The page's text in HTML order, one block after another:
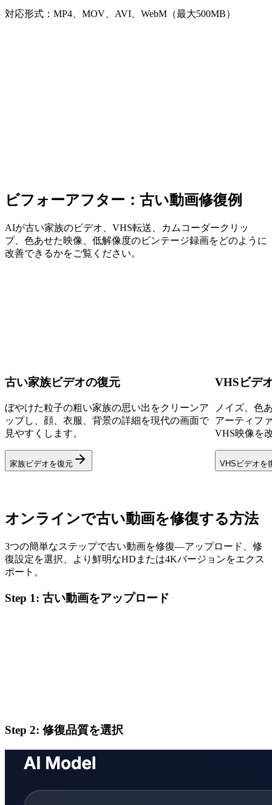
対応形式：MP4、MOV、AVI、WebM（最大500MB）
ビフォーアフター：古い動画修復例
AIが古い家族のビデオ、VHS転送、カムコーダークリッ
プ、色あせた映像、低解像度のビンテージ録画をどのように
改善できるかをご覧ください。
古い家族ビデオの復元
ぼやけた粒子の粗い家族の思い出をクリーンア
ップし、顔、衣服、背景の詳細を現代の画面で
見やすくします。
家族ビデオを復元
VHSビデ
ノイズ、色
アーティフ
VHS映像を
VHSビデオを
オンラインで古い動画を修復する方法
3つの簡単なステップで古い動画を修復—アップロード、修
復設定を選択、より鮮明なHDまたは4Kバージョンをエクス
ポート。
Step 1: 古い動画をアップロード
Step 2: 修復品質を選択